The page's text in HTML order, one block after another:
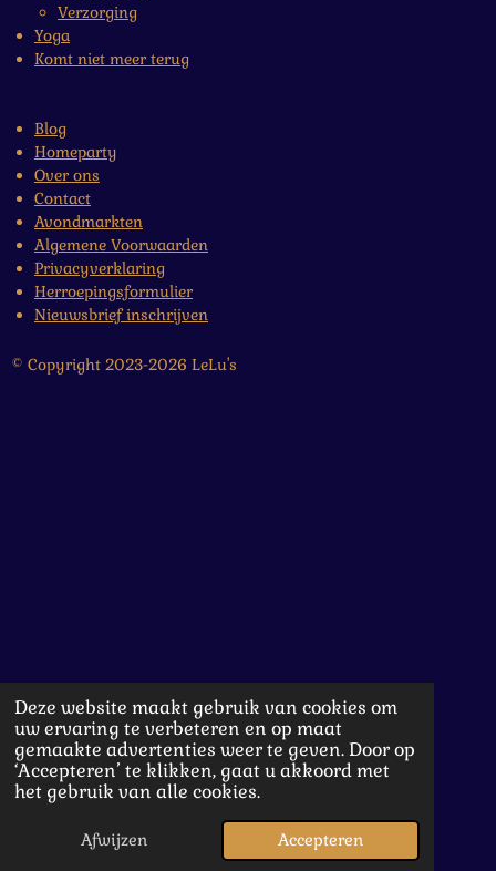
Deze website maakt gebruik van cookies om
uw ervaring te verbeteren en op maat
gemaakte advertenties weer te geven. Door op
‘Accepteren’ te klikken, gaat u akkoord met
het gebruik van alle cookies.
Afwijzen Accepteren
Verzorging
Yoga
Komt niet meer terug
Blog
Homeparty
Over ons
Contact
Avondmarkten
Algemene Voorwaarden
Privacyverklaring
Herroepingsformulier
Nieuwsbrief inschrijven
© Copyright 2023-2026 LeLu's
E-mailadres Instagram